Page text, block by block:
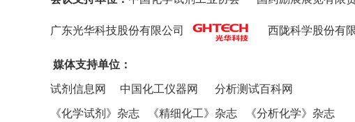
广东光华科技股份有限公司 西陇科学股份有
媒体支持单位：
试剂信息网 中国化工仪器网 分析测试百科网
《化学试剂》杂志 《精细化工》杂志 《分析化学》杂志